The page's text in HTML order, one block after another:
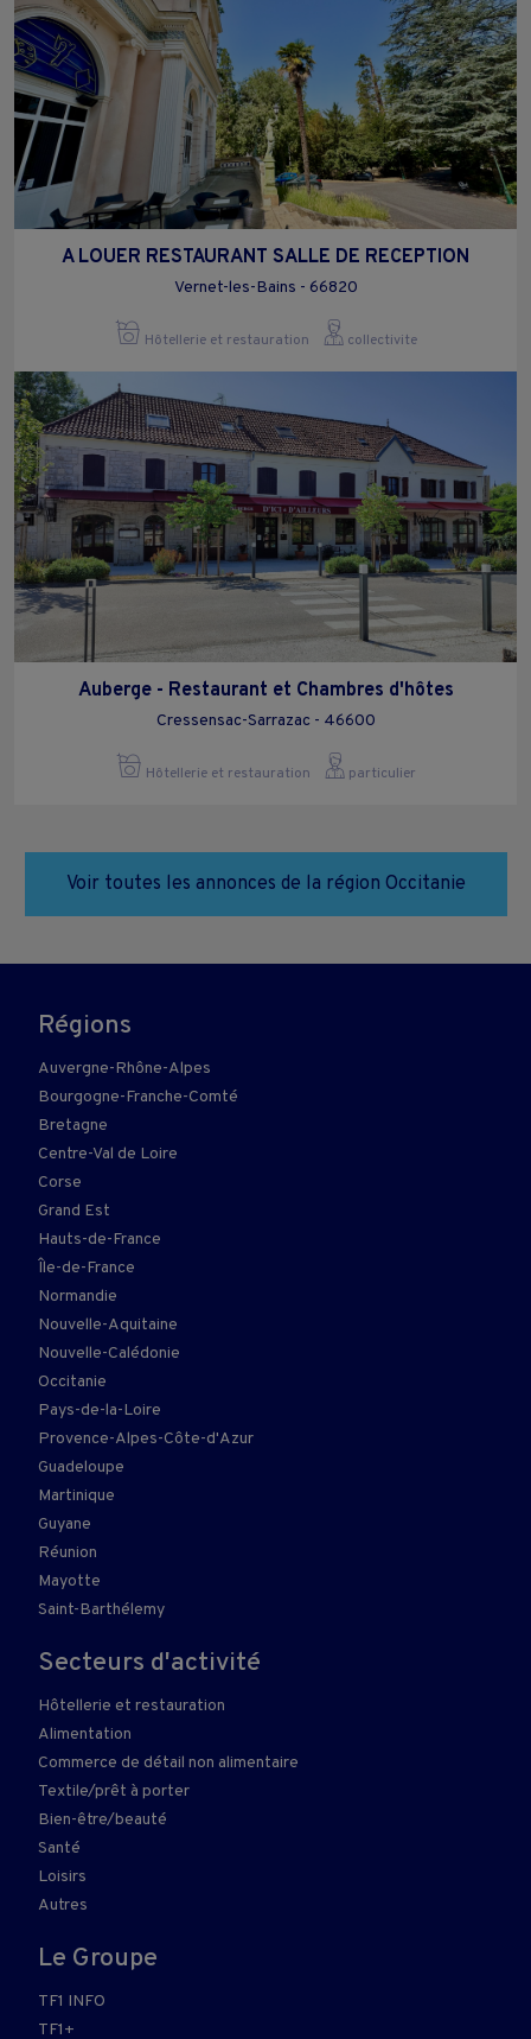
A LOUER RESTAURANT SALLE DE RECEPTION
Vernet-les-Bains - 66820
Hôtellerie et restauration collectivite
Auberge - Restaurant et Chambres d'hôtes
Cressensac-Sarrazac - 46600
Hôtellerie et restauration particulier
Voir toutes les annonces de la région Occitanie
Régions
Auvergne-Rhône-Alpes
Bourgogne-Franche-Comté
Bretagne
Centre-Val de Loire
Corse
Grand Est
Hauts-de-France
Île-de-France
Normandie
Nouvelle-Aquitaine
Nouvelle-Calédonie
Occitanie
Pays-de-la-Loire
Provence-Alpes-Côte-d'Azur
Guadeloupe
Martinique
Guyane
Réunion
Mayotte
Saint-Barthélemy
Secteurs d'activité
Hôtellerie et restauration
Alimentation
Commerce de détail non alimentaire
Textile/prêt à porter
Bien-être/beauté
Santé
Loisirs
Autres
Le Groupe
TF1 INFO
TF1+